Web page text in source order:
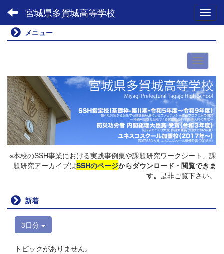
宮城県多賀城高等学校
メニュー
※本校のSSH事業における実践事例集や課題研究ワークシート、課
題研究アーカイブはSSHのページからダウンロード・閲覧できま
す。 是非ご覧下さい。
新着
3日分
トピックがありません。